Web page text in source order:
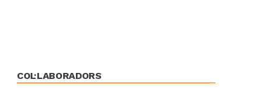
COL·LABORADORS